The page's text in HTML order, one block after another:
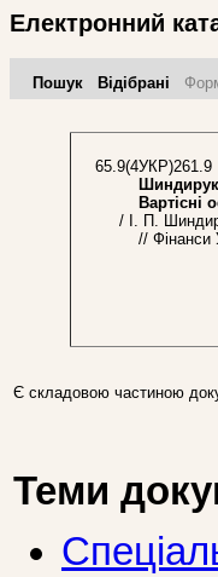
Електронний
Пошук Відібрані
65.9(4УКР)261.9
Вартісні
/ І. П.
// Фінанси
Є складовою частиною
Теми